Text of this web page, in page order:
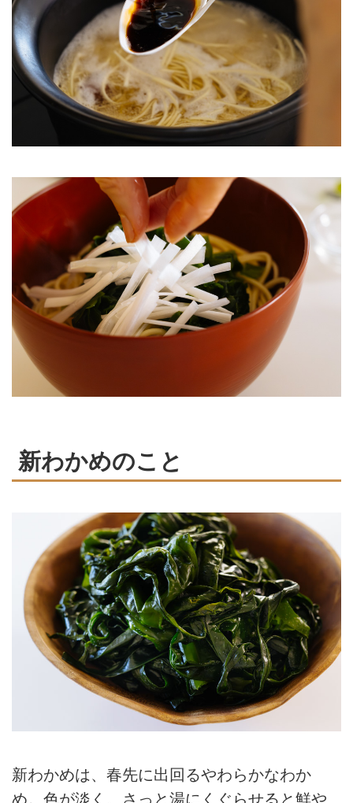
新わかめのこと
新わかめは、春先に出回るやわらかなわか
め。色が淡く、さっと湯にくぐらせると鮮や